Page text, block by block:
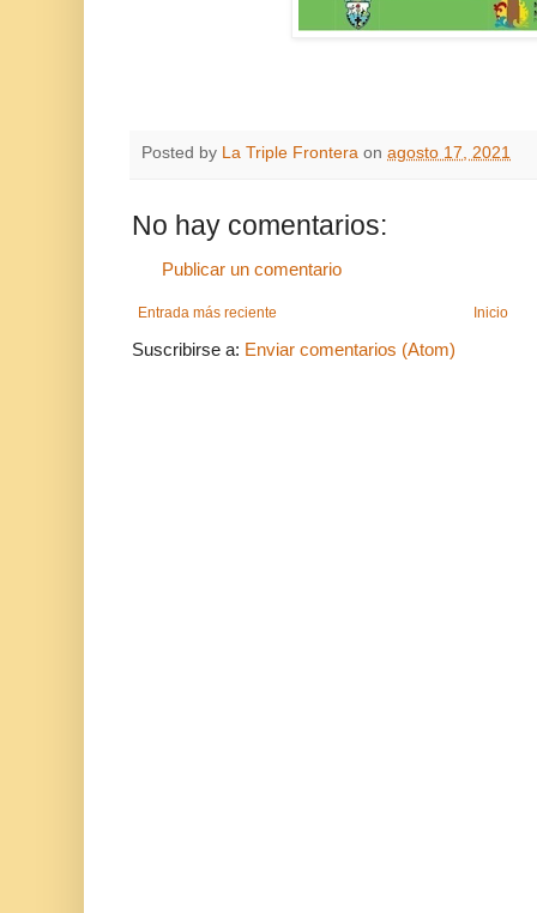
Posted by La Triple Frontera on agosto 17, 2021
No hay comentarios:
Publicar un comentario
Entrada más reciente Inicio
Suscribirse a: Enviar comentarios (Atom)